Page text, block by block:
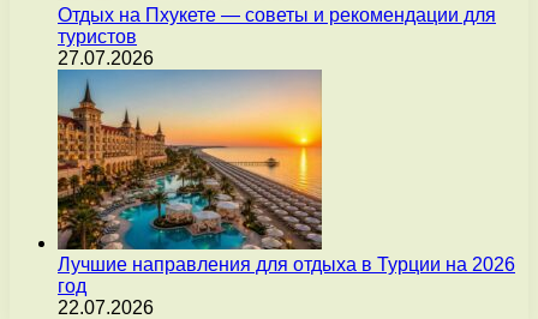
Отдых на Пхукете — советы и рекомендации для
туристов
27.07.2026
Лучшие направления для отдыха в Турции на 2026
год
22.07.2026